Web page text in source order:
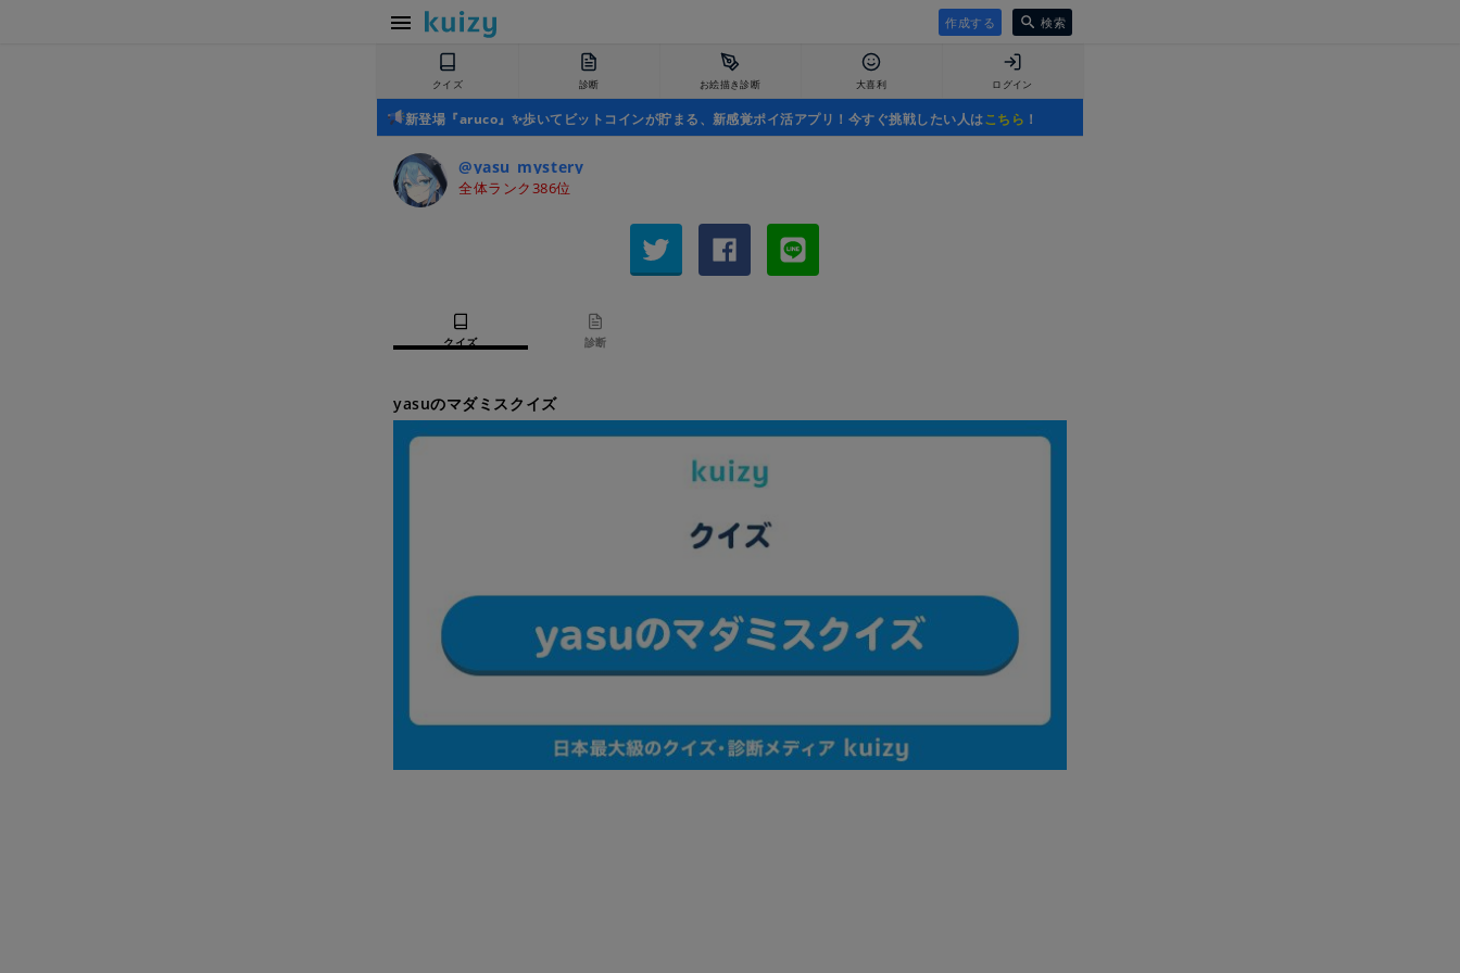
作成する 検索
クイズ 診断 お絵描き診断 大喜利 ログイン
新登場『aruco』✨歩いてビットコインが貯まる、新感覚ポイ活アプリ！今すぐ挑戦したい人はこちら ！
@yasu_mystery
全体ランク386位
クイズ 診断
yasuのマダミスクイズ